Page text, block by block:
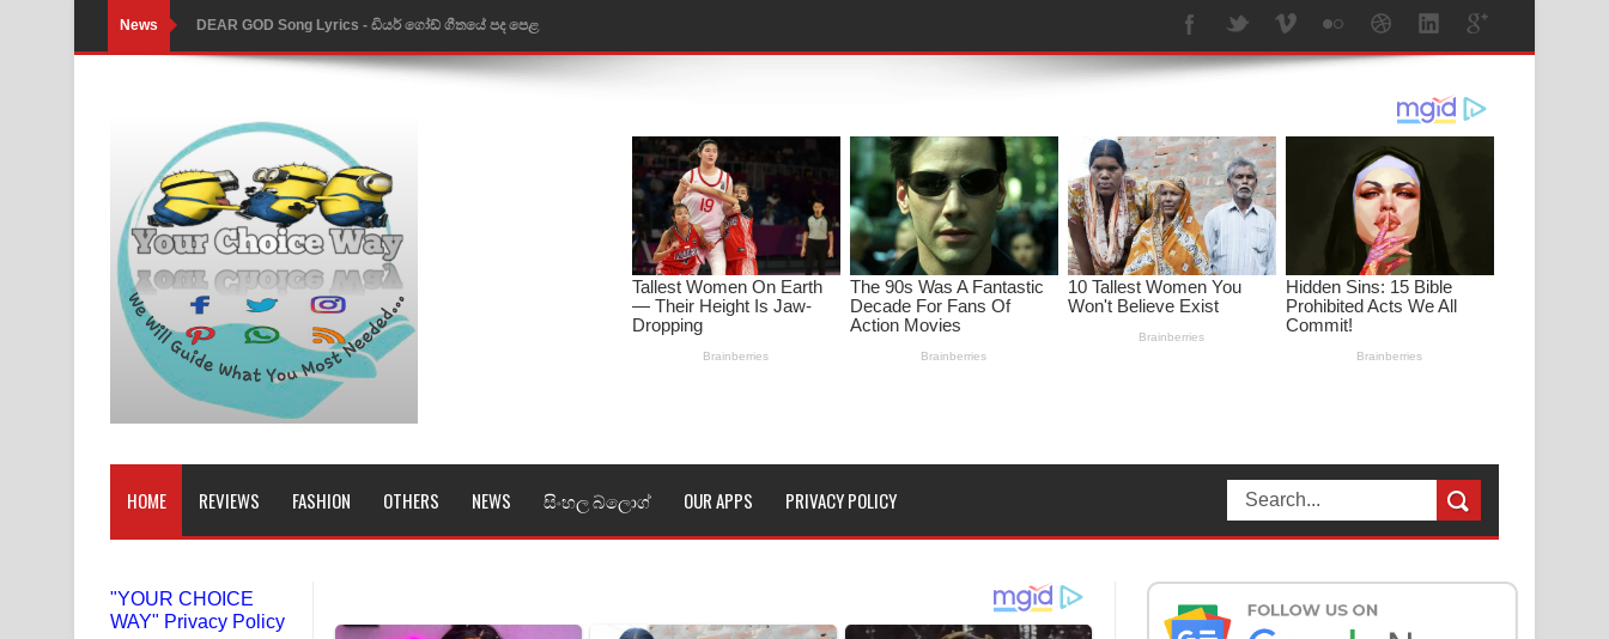
News DEAR GOD Song Lyrics - ඩියර් ගෝඩ් ගීතයේ පද පෙළ
MANAMALA KATHA Song Lyrics - මනමාල කතා ගීතයේ පද පෙළ
Dai Dai Lyrics - Shakira, Burna Boy | 2026 football world cup song lyrics
Lassana Amma Song Lyrics - ලස්සන අම්මා ගීතයේ පද පෙළ
Gemak Deela Song Lyrics - ගේමක් දීලා ගීතයේ පද පෙළ
Niwuna Numba Hinda Song Lyrics - නිවුනා නුඹ හින්දා ගීතයේ පද පෙළ
Numba Dun Aadare Song Lyrics - නුඹ දුන් ආදරේ ගීතයේ පද පෙළ
Liyamuda Dan Anagathe Song Lyrics - ලියමුද දැන් අනාගතේ ගීතයේ පද පෙළ
Doni Song Lyrics - දෝණි ගීතයේ පද පෙළ
UNUHUMA Song Lyrics - උණුහුම ගීතයේ පද පෙළ
HOME REVIEWS FASHION OTHERS NEWS සිංහල බ්ලොග් OUR APPS PRIVACY POLICY
"YOUR CHOICE
WAY" Privacy Policy